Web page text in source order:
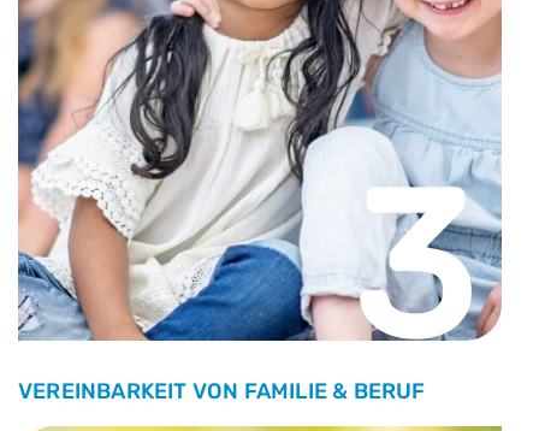
3
VEREINBARKEIT VON FAMILIE & BERUF